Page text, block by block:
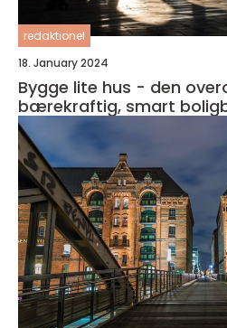
redaktionel
18. January 2024
Bygge lite hus - den
bærekraftig, smart